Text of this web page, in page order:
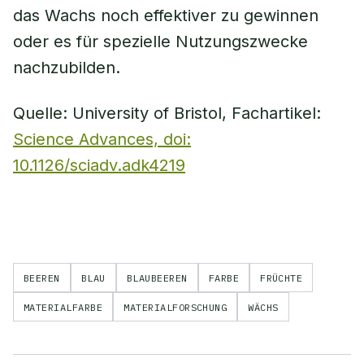
das Wachs noch effektiver zu gewinnen
oder es für spezielle Nutzungszwecke
nachzubilden.
Quelle: University of Bristol, Fachartikel:
Science Advances, doi:
10.1126/sciadv.adk4219
BEEREN BLAU BLAUBEEREN FARBE FRÜCHTE
MATERIALFARBE MATERIALFORSCHUNG WÄCHS